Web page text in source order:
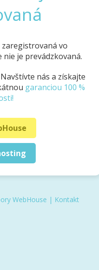
zaregistrovaná vo
nie je prevádzkovaná.
nás a získajte
garanciou 100 %
WebHouse | Kontakt